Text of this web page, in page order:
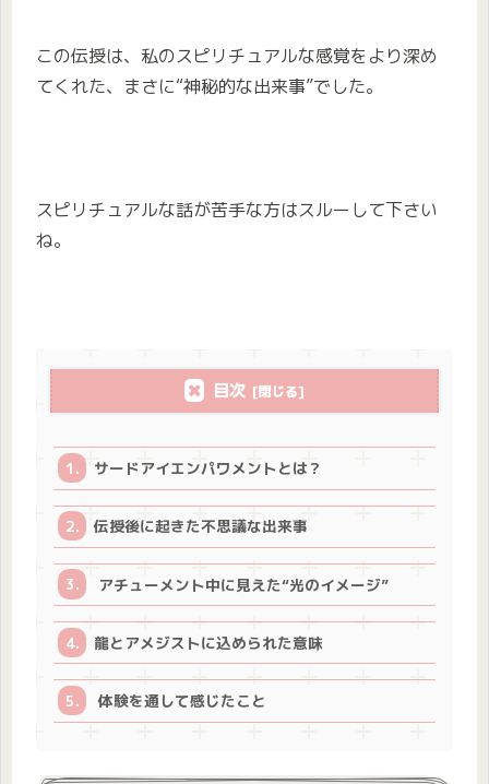
この伝授は、私のスピリチュアルな感覚をより深め
てくれた、まさに“神秘的な出来事”でした。
スピリチュアルな話が苦手な方はスルーして下さい
ね。
目次
サードアイエンパワメントとは？
伝授後に起きた不思議な出来事
アチューメント中に見えた“光のイメージ”
龍とアメジストに込められた意味
体験を通して感じたこと